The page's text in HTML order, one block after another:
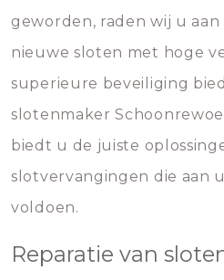
geworden, raden wij u
nieuwe sloten met hoge
superieure beveiliging
slotenmaker
biedt u de juiste
slotvervangingen die aan
voldoen.
Reparatie van